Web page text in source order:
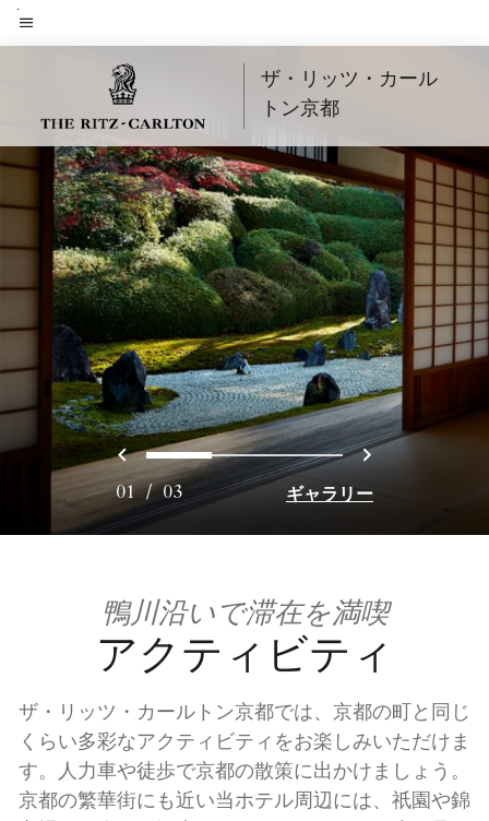
Skip
toメニューのテキスト
ザ・リッツ・カール
トン京都
戻る0 1 2 次へ
01/03 ギャラリー
鴨川沿いで滞在を満喫
アクティビティ
ザ・リッツ・カールトン京都では、京都の町と同じ
くらい多彩なアクティビティをお楽しみいただけま
す。人力車や徒歩で京都の散策に出かけましょう。
京都の繁華街にも近い当ホテル周辺には、祇園や錦